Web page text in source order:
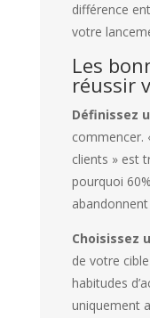
différence
votre
Les
réussir
Définissez
commencer.
clients » est
pourquoi
Choisissez
de votre
habitudes
uniquement